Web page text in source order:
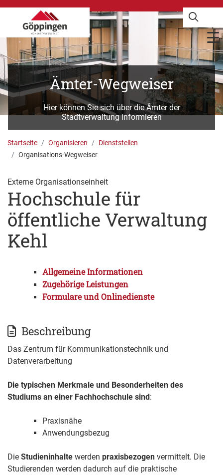
Ämter-Wegweiser
Hier können Sie sich über die Ämter der
Stadtverwaltung informieren
Startseite Organisieren
Dienststellen
Organisations-Wegweiser
Externe Organisationseinheit
Hochschule für
öffentliche Verwaltung
Kehl
Allgemeine Informationen
Zugehörige Leistungen
Formulare und Onlinedienste
Beschreibung
Das Zentrum für Kommunikationstechnik und
Datenverarbeitung
Die typischen Merkmale und Besonderheiten des
Studiums an einer Fachhochschule sind:
Praxisnähe
Anwendungsbezug
Die Studieninhalte werden praxisbezogen vermittelt. Die
Studierenden werden dadurch auf die praktische